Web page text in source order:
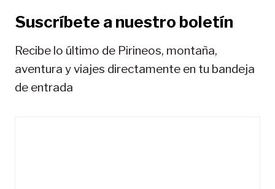
s
Suscríbete a nuestro boletín
Recibe lo último de Pirineos, montaña,
aventura y viajes directamente en tu bandeja
de entrada